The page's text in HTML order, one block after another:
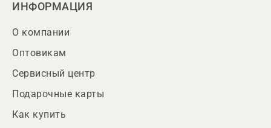
ИНФОРМАЦИЯ
О компании
Оптовикам
Сервисный центр
Подарочные карты
Как купить